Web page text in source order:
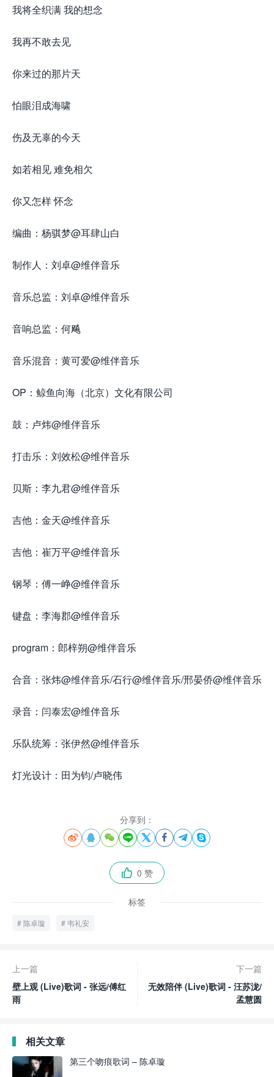
我将全织满 我的想念
我再不敢去见
你来过的那片天
怕眼泪成海啸
伤及无辜的今天
如若相见 难免相欠
你又怎样 怀念
编曲：杨骐梦@耳肆山白
制作人：刘卓@维伴音乐
音乐总监：刘卓@维伴音乐
音响总监：何飚
音乐混音：黄可爱@维伴音乐
OP：鲸鱼向海（北京）文化有限公司
鼓：卢炜@维伴音乐
打击乐：刘效松@维伴音乐
贝斯：李九君@维伴音乐
吉他：金天@维伴音乐
吉他：崔万平@维伴音乐
钢琴：傅一峥@维伴音乐
键盘：李海郡@维伴音乐
program：郎梓朔@维伴音乐
合音：张炜@维伴音乐/石行@维伴音乐/邢晏侨@维伴音乐
录音：闫泰宏@维伴音乐
乐队统筹：张伊然@维伴音乐
灯光设计：田为钧/卢晓伟
分享到：
       
 0 赞
标签
陈卓璇 韦礼安
上一篇
壁上观 (Live)歌词 - 张远/傅红
雨
下一篇
无效陪伴 (Live)歌词 - 汪苏泷/
孟慧圆
相关文章
第三个吻痕歌词 – 陈卓璇